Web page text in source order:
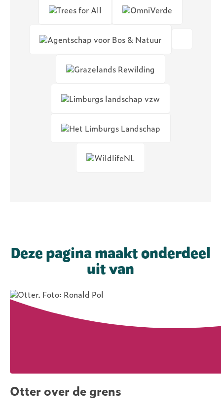
Deze pagina maakt onderdeel
uit van
Otter over de grens